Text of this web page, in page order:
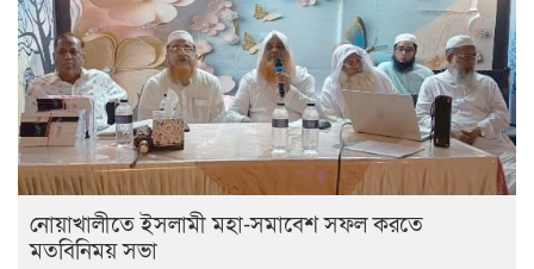
নোয়াখালীতে ইসলামী মহা-সমাবেশ সফল করতে
মতবিনিময় সভা